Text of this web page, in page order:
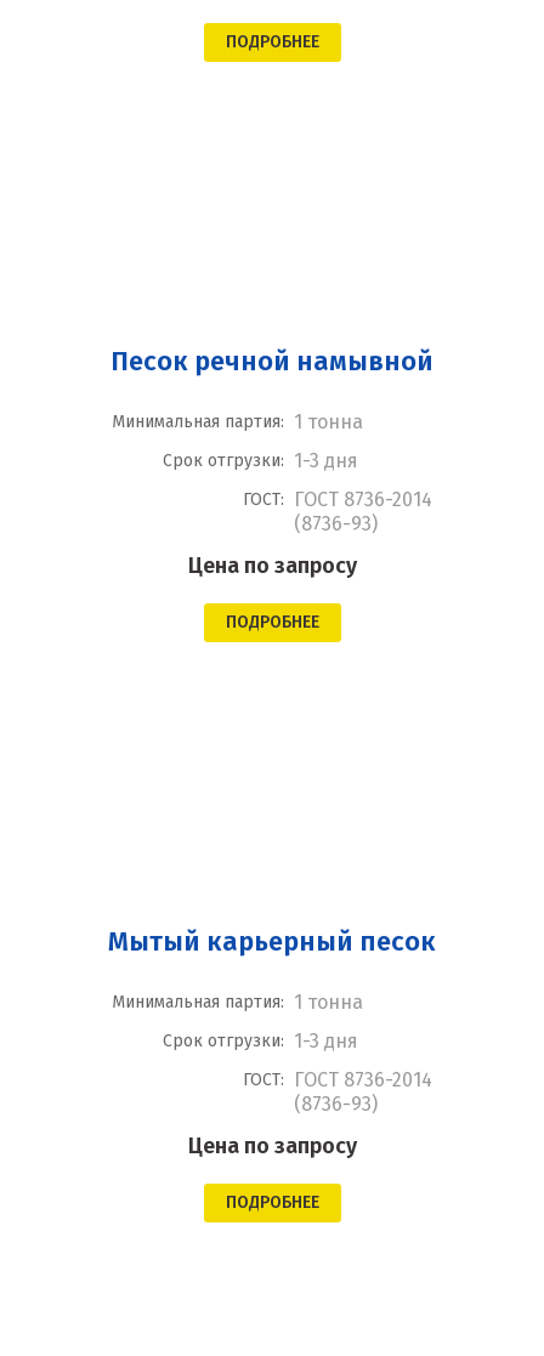
ПОДРОБНЕЕ
Песок речной намывной
Минимальная партия: 1 тонна
Срок отгрузки: 1-3 дня
ГОСТ:
ГОСТ 8736-2014
(8736-93)
Цена по запросу
ПОДРОБНЕЕ
Мытый карьерный песок
Минимальная партия: 1 тонна
Срок отгрузки: 1-3 дня
ГОСТ:
ГОСТ 8736-2014
(8736-93)
Цена по запросу
ПОДРОБНЕЕ